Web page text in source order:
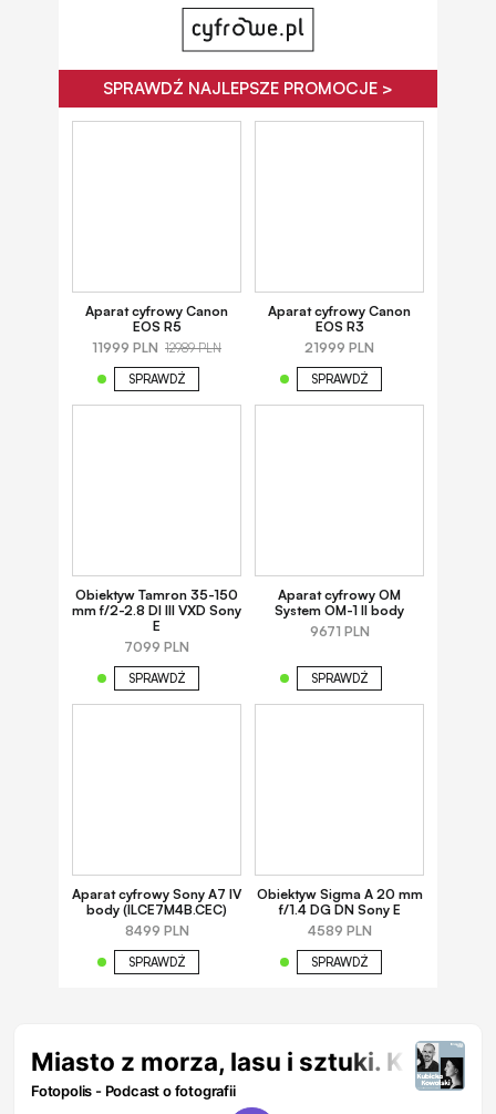
SPRAWDŹ NAJLEPSZE PROMOCJE >
Aparat cyfrowy Canon
EOS R5
11999 PLN 12989 PLN
SPRAWDŹ
Aparat cyfrowy Canon
EOS R3
21999 PLN
SPRAWDŹ
Obiektyw Tamron 35-150
mm f/2-2.8 DI III VXD Sony
E
7099 PLN
SPRAWDŹ
Aparat cyfrowy OM
System OM-1 II body
9671 PLN
SPRAWDŹ
Aparat cyfrowy Sony A7 IV
body (ILCE7M4B.CEC)
8499 PLN
SPRAWDŹ
Obiektyw Sigma A 20 mm
f/1.4 DG DN Sony E
4589 PLN
SPRAWDŹ